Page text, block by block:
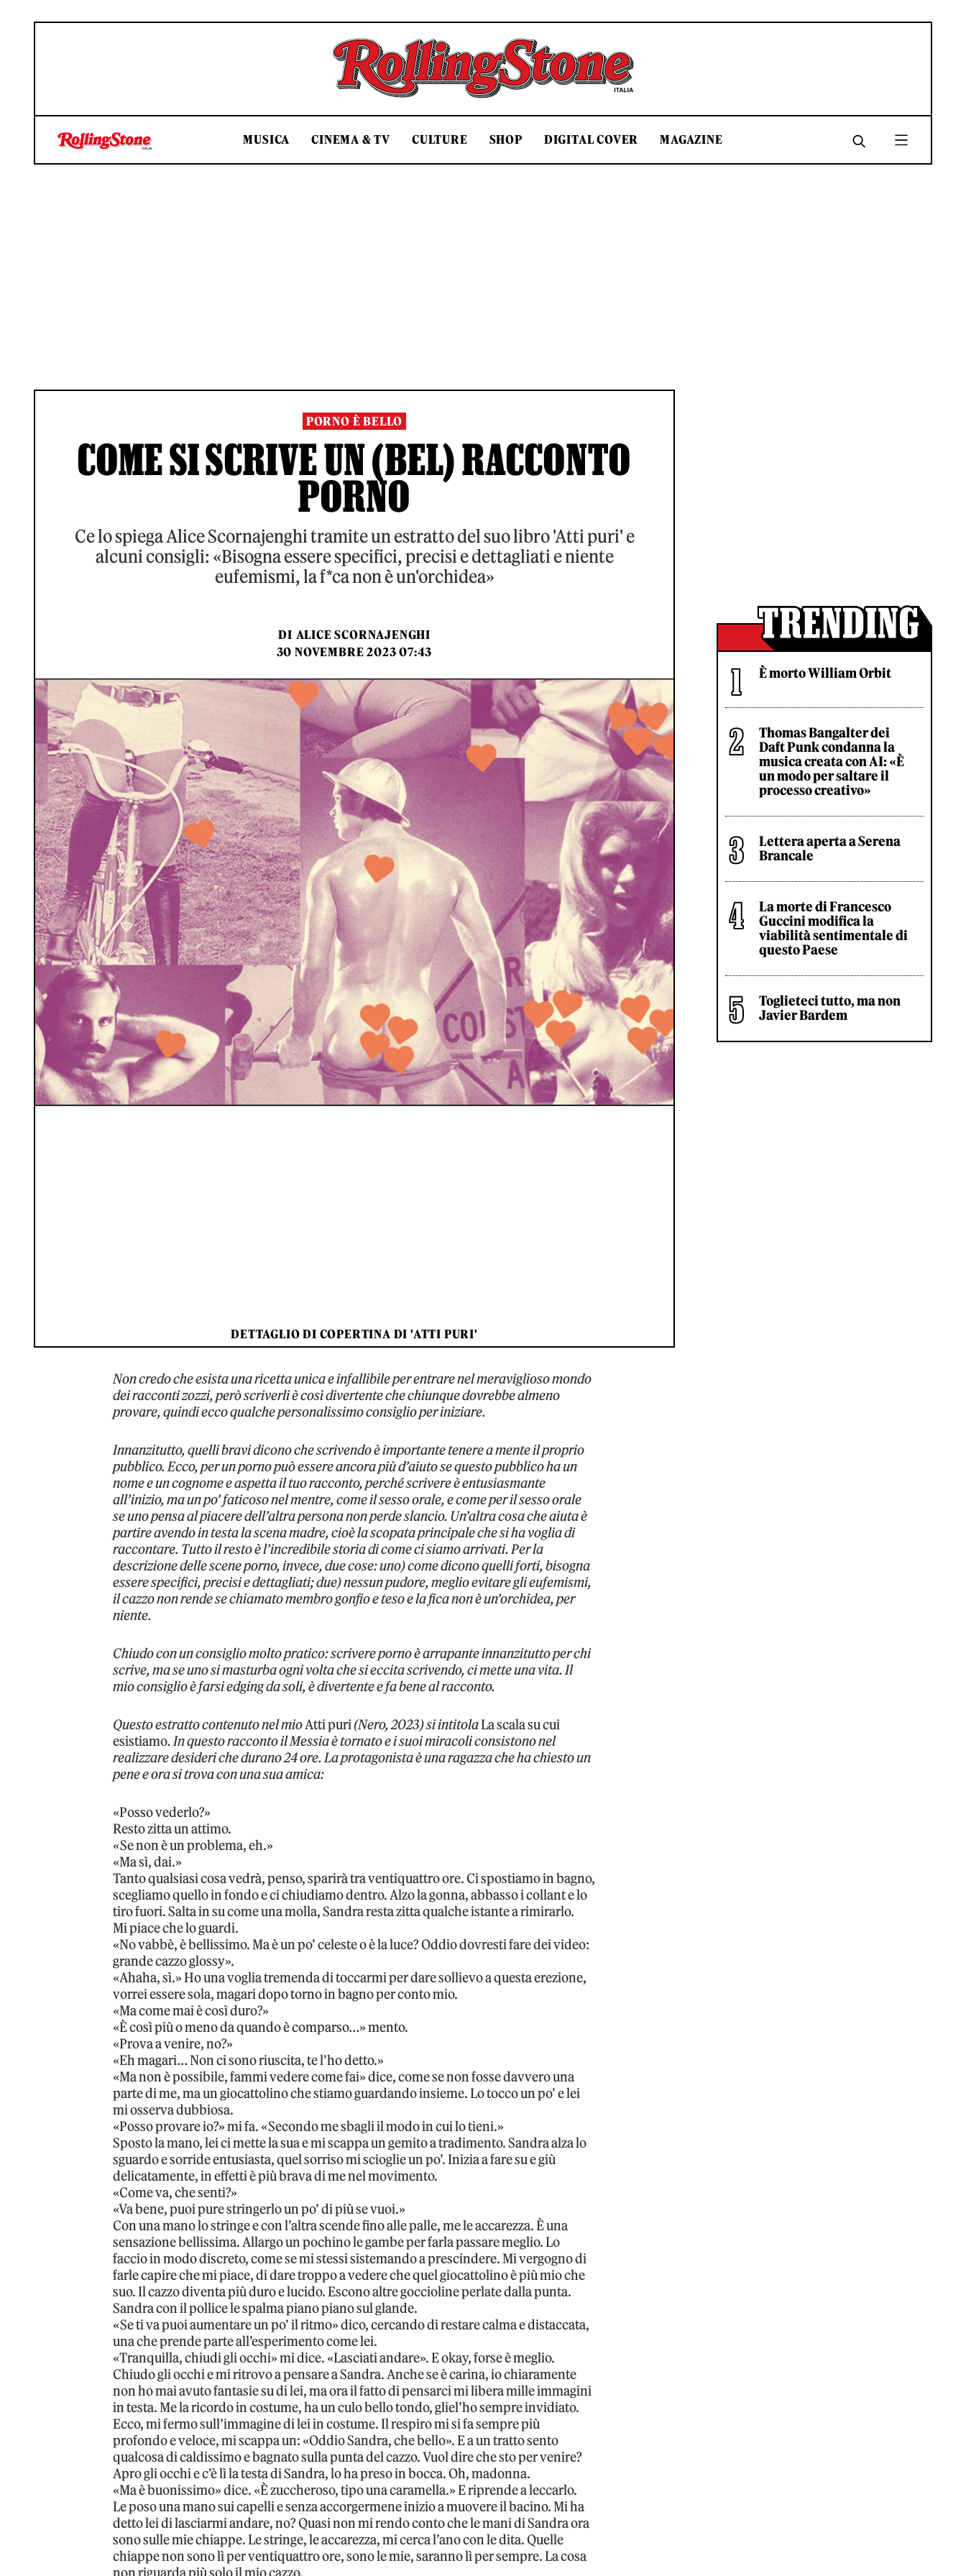
Rolling Stone Italia
MUSICA CINEMA & TV CULTURE SHOP DIGITAL COVER MAGAZINE
PORNO È BELLO
COME SI SCRIVE UN (BEL) RACCONTO
PORNO
Ce lo spiega Alice Scornajenghi tramite un estratto del suo libro 'Atti puri' e
alcuni consigli: «Bisogna essere specifici, precisi e dettagliati e niente
eufemismi, la f*ca non è un'orchidea»
DI ALICE SCORNAJENGHI
30 NOVEMBRE 2023 07:43
DETTAGLIO DI COPERTINA DI 'ATTI PURI'
Non credo che esista una ricetta unica e infallibile per entrare nel meraviglioso mondo
dei racconti zozzi, però scriverli è così divertente che chiunque dovrebbe almeno
provare, quindi ecco qualche personalissimo consiglio per iniziare.
Innanzitutto, quelli bravi dicono che scrivendo è importante tenere a mente il proprio
pubblico. Ecco, per un porno può essere ancora più d’aiuto se questo pubblico ha un
nome e un cognome e aspetta il tuo racconto, perché scrivere è entusiasmante
all’inizio, ma un po’ faticoso nel mentre, come il sesso orale, e come per il sesso orale
se uno pensa al piacere dell’altra persona non perde slancio. Un’altra cosa che aiuta è
partire avendo in testa la scena madre, cioè la scopata principale che si ha voglia di
raccontare. Tutto il resto è l’incredibile storia di come ci siamo arrivati. Per la
descrizione delle scene porno, invece, due cose: uno) come dicono quelli forti, bisogna
essere specifici, precisi e dettagliati; due) nessun pudore, meglio evitare gli eufemismi,
il cazzo non rende se chiamato membro gonfio e teso e la fica non è un’orchidea, per
niente.
Chiudo con un consiglio molto pratico: scrivere porno è arrapante innanzitutto per chi
scrive, ma se uno si masturba ogni volta che si eccita scrivendo, ci mette una vita. Il
mio consiglio è farsi edging da soli, è divertente e fa bene al racconto.
Questo estratto contenuto nel mioAtti puri(Nero, 2023) si intitolaLa scala su cui
esistiamo. In questo racconto il Messia è tornato e i suoi miracoli consistono nel
realizzare desideri che durano 24 ore. La protagonista è una ragazza che ha chiesto un
pene e ora si trova con una sua amica:
«Posso vederlo?»
Resto zitta un attimo.
«Se non è un problema, eh.»
«Ma sì, dai.»
Tanto qualsiasi cosa vedrà, penso, sparirà tra ventiquattro ore. Ci spostiamo in bagno,
scegliamo quello in fondo e ci chiudiamo dentro. Alzo la gonna, abbasso i collant e lo
tiro fuori. Salta in su come una molla, Sandra resta zitta qualche istante a rimirarlo.
Mi piace che lo guardi.
«No vabbè, è bellissimo. Ma è un po’ celeste o è la luce? Oddio dovresti fare dei video:
grande cazzo glossy».
«Ahaha, sì.» Ho una voglia tremenda di toccarmi per dare sollievo a questa erezione,
vorrei essere sola, magari dopo torno in bagno per conto mio.
«Ma come mai è così duro?»
«È così più o meno da quando è comparso…» mento.
«Prova a venire, no?»
«Eh magari… Non ci sono riuscita, te l’ho detto.»
«Ma non è possibile, fammi vedere come fai» dice, come se non fosse davvero una
parte di me, ma un giocattolino che stiamo guardando insieme. Lo tocco un po’ e lei
mi osserva dubbiosa.
«Posso provare io?» mi fa. «Secondo me sbagli il modo in cui lo tieni.»
Sposto la mano, lei ci mette la sua e mi scappa un gemito a tradimento. Sandra alza lo
sguardo e sorride entusiasta, quel sorriso mi scioglie un po’. Inizia a fare su e giù
delicatamente, in effetti è più brava di me nel movimento.
«Come va, che senti?»
«Va bene, puoi pure stringerlo un po’ di più se vuoi.»
Con una mano lo stringe e con l’altra scende fino alle palle, me le accarezza. È una
sensazione bellissima. Allargo un pochino le gambe per farla passare meglio. Lo
faccio in modo discreto, come se mi stessi sistemando a prescindere. Mi vergogno di
farle capire che mi piace, di dare troppo a vedere che quel giocattolino è più mio che
suo. Il cazzo diventa più duro e lucido. Escono altre goccioline perlate dalla punta.
Sandra con il pollice le spalma piano piano sul glande.
«Se ti va puoi aumentare un po’ il ritmo» dico, cercando di restare calma e distaccata,
una che prende parte all’esperimento come lei.
«Tranquilla, chiudi gli occhi» mi dice. «Lasciati andare». E okay, forse è meglio.
Chiudo gli occhi e mi ritrovo a pensare a Sandra. Anche se è carina, io chiaramente
non ho mai avuto fantasie su di lei, ma ora il fatto di pensarci mi libera mille immagini
in testa. Me la ricordo in costume, ha un culo bello tondo, gliel’ho sempre invidiato.
Ecco, mi fermo sull’immagine di lei in costume. Il respiro mi si fa sempre più
profondo e veloce, mi scappa un: «Oddio Sandra, che bello». E a un tratto sento
qualcosa di caldissimo e bagnato sulla punta del cazzo. Vuol dire che sto per venire?
Apro gli occhi e c’è lì la testa di Sandra, lo ha preso in bocca. Oh, madonna.
«Ma è buonissimo» dice. «È zuccheroso, tipo una caramella.» E riprende a leccarlo.
Le poso una mano sui capelli e senza accorgermene inizio a muovere il bacino. Mi ha
detto lei di lasciarmi andare, no? Quasi non mi rendo conto che le mani di Sandra ora
sono sulle mie chiappe. Le stringe, le accarezza, mi cerca l’ano con le dita. Quelle
chiappe non sono lì per ventiquattro ore, sono le mie, saranno lì per sempre. La cosa
non riguarda più solo il mio cazzo.
È morto William Orbit
Thomas Bangalter dei
Daft Punk condanna la
musica creata con AI: «È
un modo per saltare il
processo creativo»
Lettera aperta a Serena
Brancale
La morte di Francesco
Guccini modifica la
viabilità sentimentale di
questo Paese
Toglieteci tutto, ma non
Javier Bardem